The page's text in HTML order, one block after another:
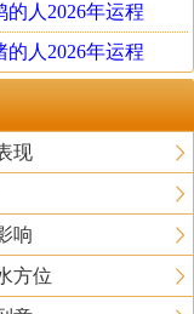
的人2026年运程
的人2026年运程
现
响
方位